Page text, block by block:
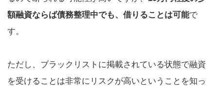
額融資ならば債務整理中でも、借りることは可能で
す。
ただし、ブラックリストに掲載されている状態で融資
を受けることは非常にリスクが高いということを知っ